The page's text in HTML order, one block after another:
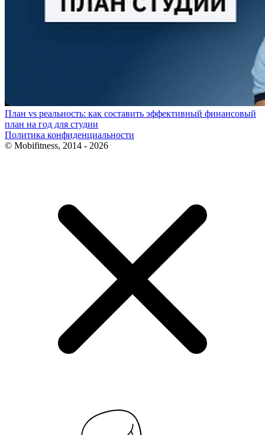
План vs реальность: как составить эффективный финансовый
план на год для студии
Политика конфиденциальности
© Mobifitness, 2014 - 2026